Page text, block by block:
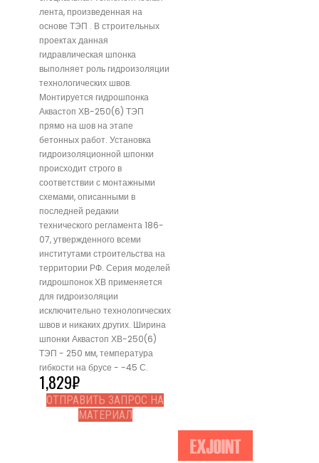
лента, произведенная на
основе ТЭП . В строительных
проектах данная
гидравлическая шпонка
выполняет роль гидроизоляции
технологических швов.
Монтируется гидрошпонка
Аквастоп ХВ-250(6) ТЭП
прямо на шов на этапе
бетонных работ. Установка
гидроизоляционной шпонки
происходит строго в
соответствии с монтажными
схемами, описанными в
последней редакии
технического регламента 186-
07, утвержденного всеми
институтами строительства на
территории РФ. Серия моделей
гидрошпонок ХВ применяется
для гидроизоляции
исключительно технологических
швов и никаких других. Ширина
шпонки Аквастоп ХВ-250(6)
ТЭП - 250 мм, температура
гибкости на брусе - -45 С.
1,829₽
ОТПРАВИТЬ ЗАПРОС НА
МАТЕРИАЛ